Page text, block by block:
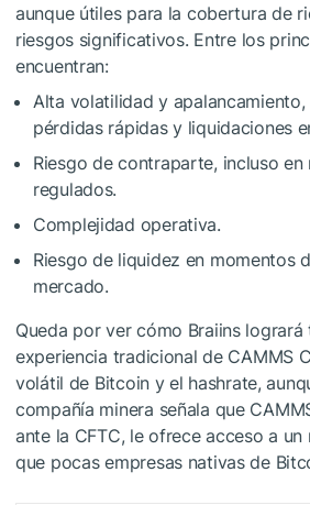
aunque útiles para la cobertura de
riesgos significativos. Entre los
encuentran:
Alta volatilidad y
pérdidas rápidas y liquidaciones
Riesgo de contraparte, incluso en
regulados.
Complejidad operativa.
Riesgo de liquidez en momentos
mercado.
Queda por ver cómo Braiins logrará
experiencia tradicional de CAMMS
volátil de Bitcoin y el hashrate,
compañía minera señala que
ante la CFTC, le ofrece acceso a
que pocas empresas nativas de